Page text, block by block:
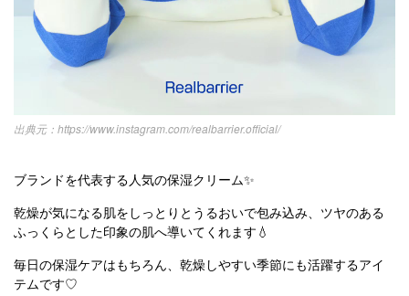
https://www.instagram.com/realbarrier.official/
ブランドを代表する人気の保湿クリーム✨
乾燥が気になる肌をしっとりとうるおいで包み込み、ツヤのある
ふっくらとした印象の肌へ導いてくれます💧
毎日の保湿ケアはもちろん、乾燥しやすい季節にも活躍するアイ
テムです♡